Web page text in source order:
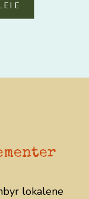
lokalene